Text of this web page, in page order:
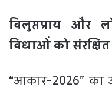
विलुप्तप्राय
विधाओं को
“आकार-2026” का